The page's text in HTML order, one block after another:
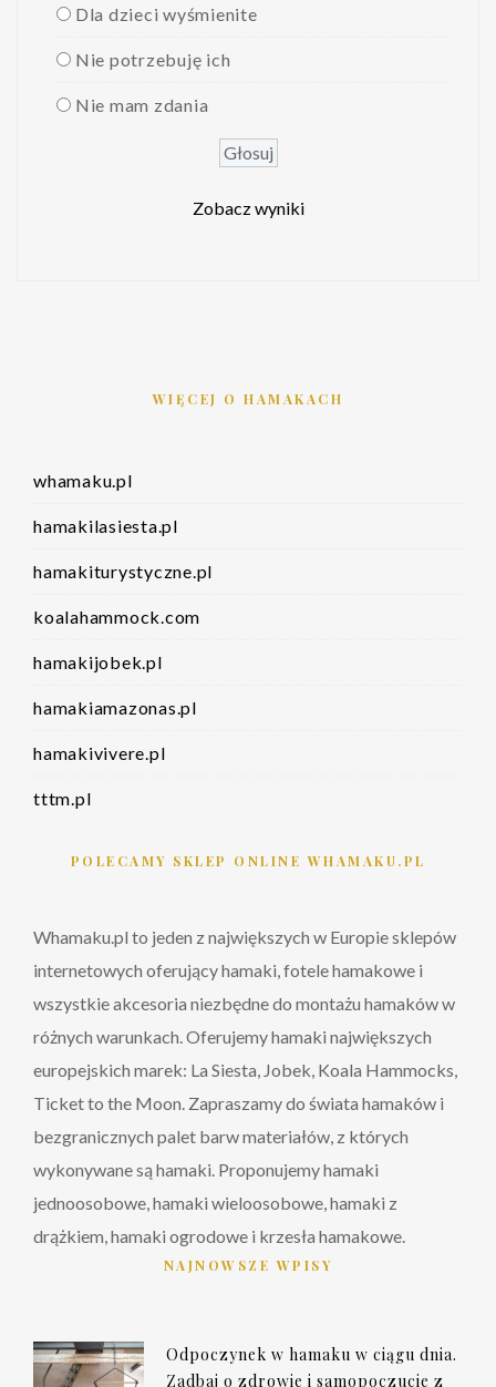
Dla dzieci wyśmienite
Nie potrzebuję ich
Nie mam zdania
Zobacz wyniki
WIĘCEJ O HAMAKACH
whamaku.pl
hamakilasiesta.pl
hamakiturystyczne.pl
koalahammock.com
hamakijobek.pl
hamakiamazonas.pl
hamakivivere.pl
tttm.pl
POLECAMY SKLEP ONLINE WHAMAKU.PL
Whamaku.pl to jeden z największych w Europie sklepów
internetowych oferujący hamaki, fotele hamakowe i
wszystkie akcesoria niezbędne do montażu hamaków w
różnych warunkach. Oferujemy hamaki największych
europejskich marek: La Siesta, Jobek, Koala Hammocks,
Ticket to the Moon. Zapraszamy do świata hamaków i
bezgranicznych palet barw materiałów, z których
wykonywane są hamaki. Proponujemy hamaki
jednoosobowe, hamaki wieloosobowe, hamaki z
drążkiem, hamaki ogrodowe i krzesła hamakowe.
NAJNOWSZE WPISY
Odpoczynek w hamaku w ciągu dnia.
Zadbaj o zdrowie i samopoczucie z